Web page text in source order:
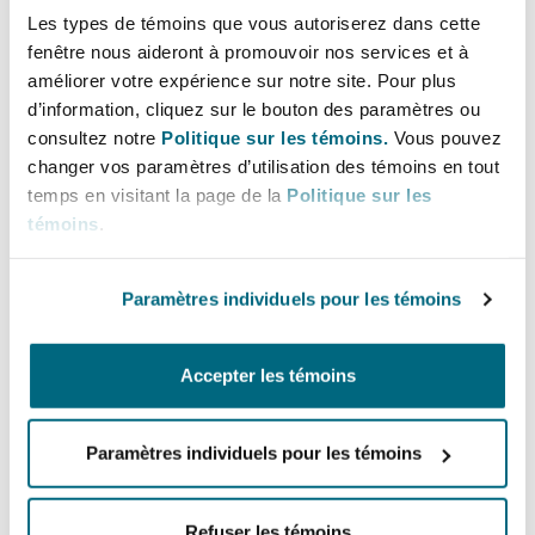
Les types de témoins que vous autoriserez dans cette
fenêtre nous aideront à promouvoir nos services et à
améliorer votre expérience sur notre site. Pour plus
d’information, cliquez sur le bouton des paramètres ou
consultez notre Politique sur les témoins. Vous pouvez
changer vos paramètres d’utilisation des témoins en tout
temps en visitant la page de la Politique sur les
témoins.
Paramètres individuels pour les témoins
Accepter les témoins
Paramètres individuels pour les témoins
Entretien, réparation et
Droit aérien commercial
Satellites et espace
Couverture d’assurance
Droit maritime
Risques politiques et crédit
produits
Jersey
County
The St Botolph Building
Bulletins
Lignes directes
+61 8 6145 1725
+61 434 072 896
jehan-philippe.wood@clydeco.com
Bureau principal
Perth
+61 8 6145 1700
+61 8 6145 1799
Régions couvertes